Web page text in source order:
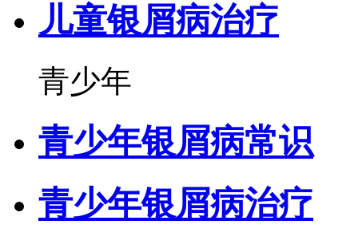
儿童银屑病治疗
青少年
青少年银屑病常识
青少年银屑病治疗